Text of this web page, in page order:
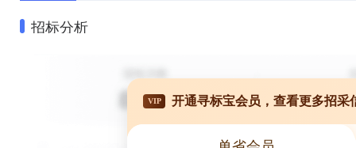
招标分析
VIP 开通寻标宝会员，查看更多招采